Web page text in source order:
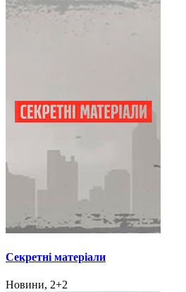
Секретні матеріали
Новини, 2+2